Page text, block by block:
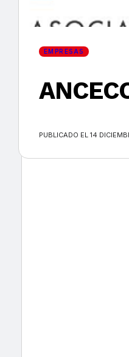
Encuentra
EMPRESAS
PUBLICADO EL 14